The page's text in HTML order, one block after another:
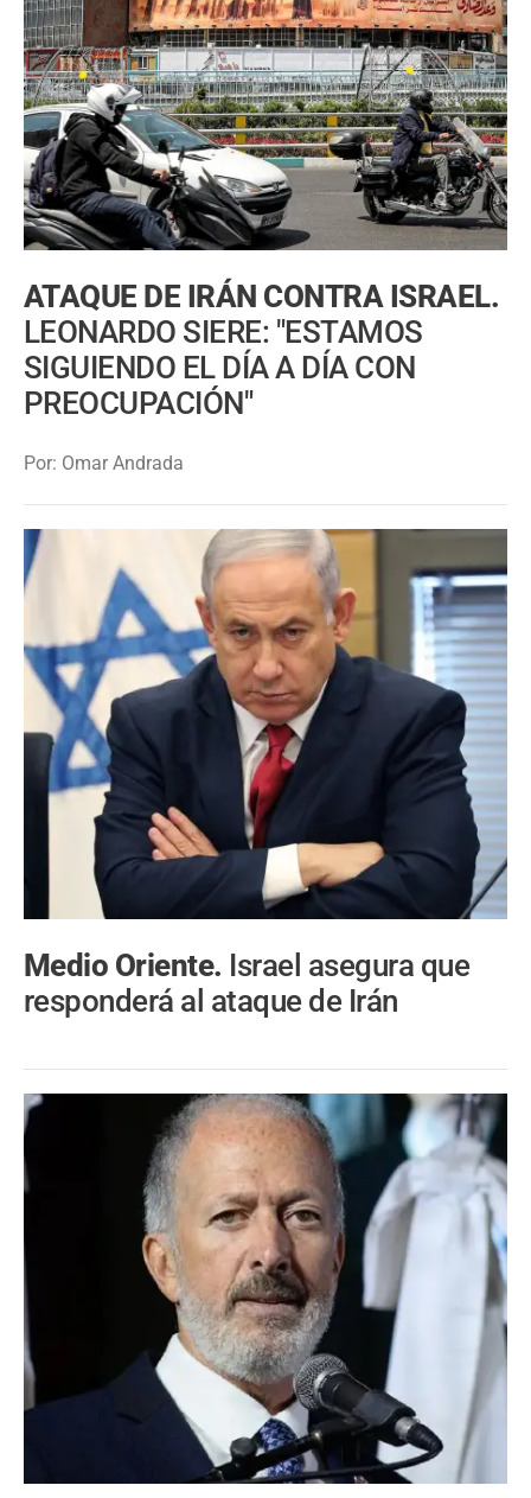
ATAQUE DE IRÁN CONTRA ISRAEL.
LEONARDO SIERE: "ESTAMOS
SIGUIENDO EL DÍA A DÍA CON
PREOCUPACIÓN"
Por: Omar Andrada
Medio Oriente. Israel asegura que
responderá al ataque de Irán